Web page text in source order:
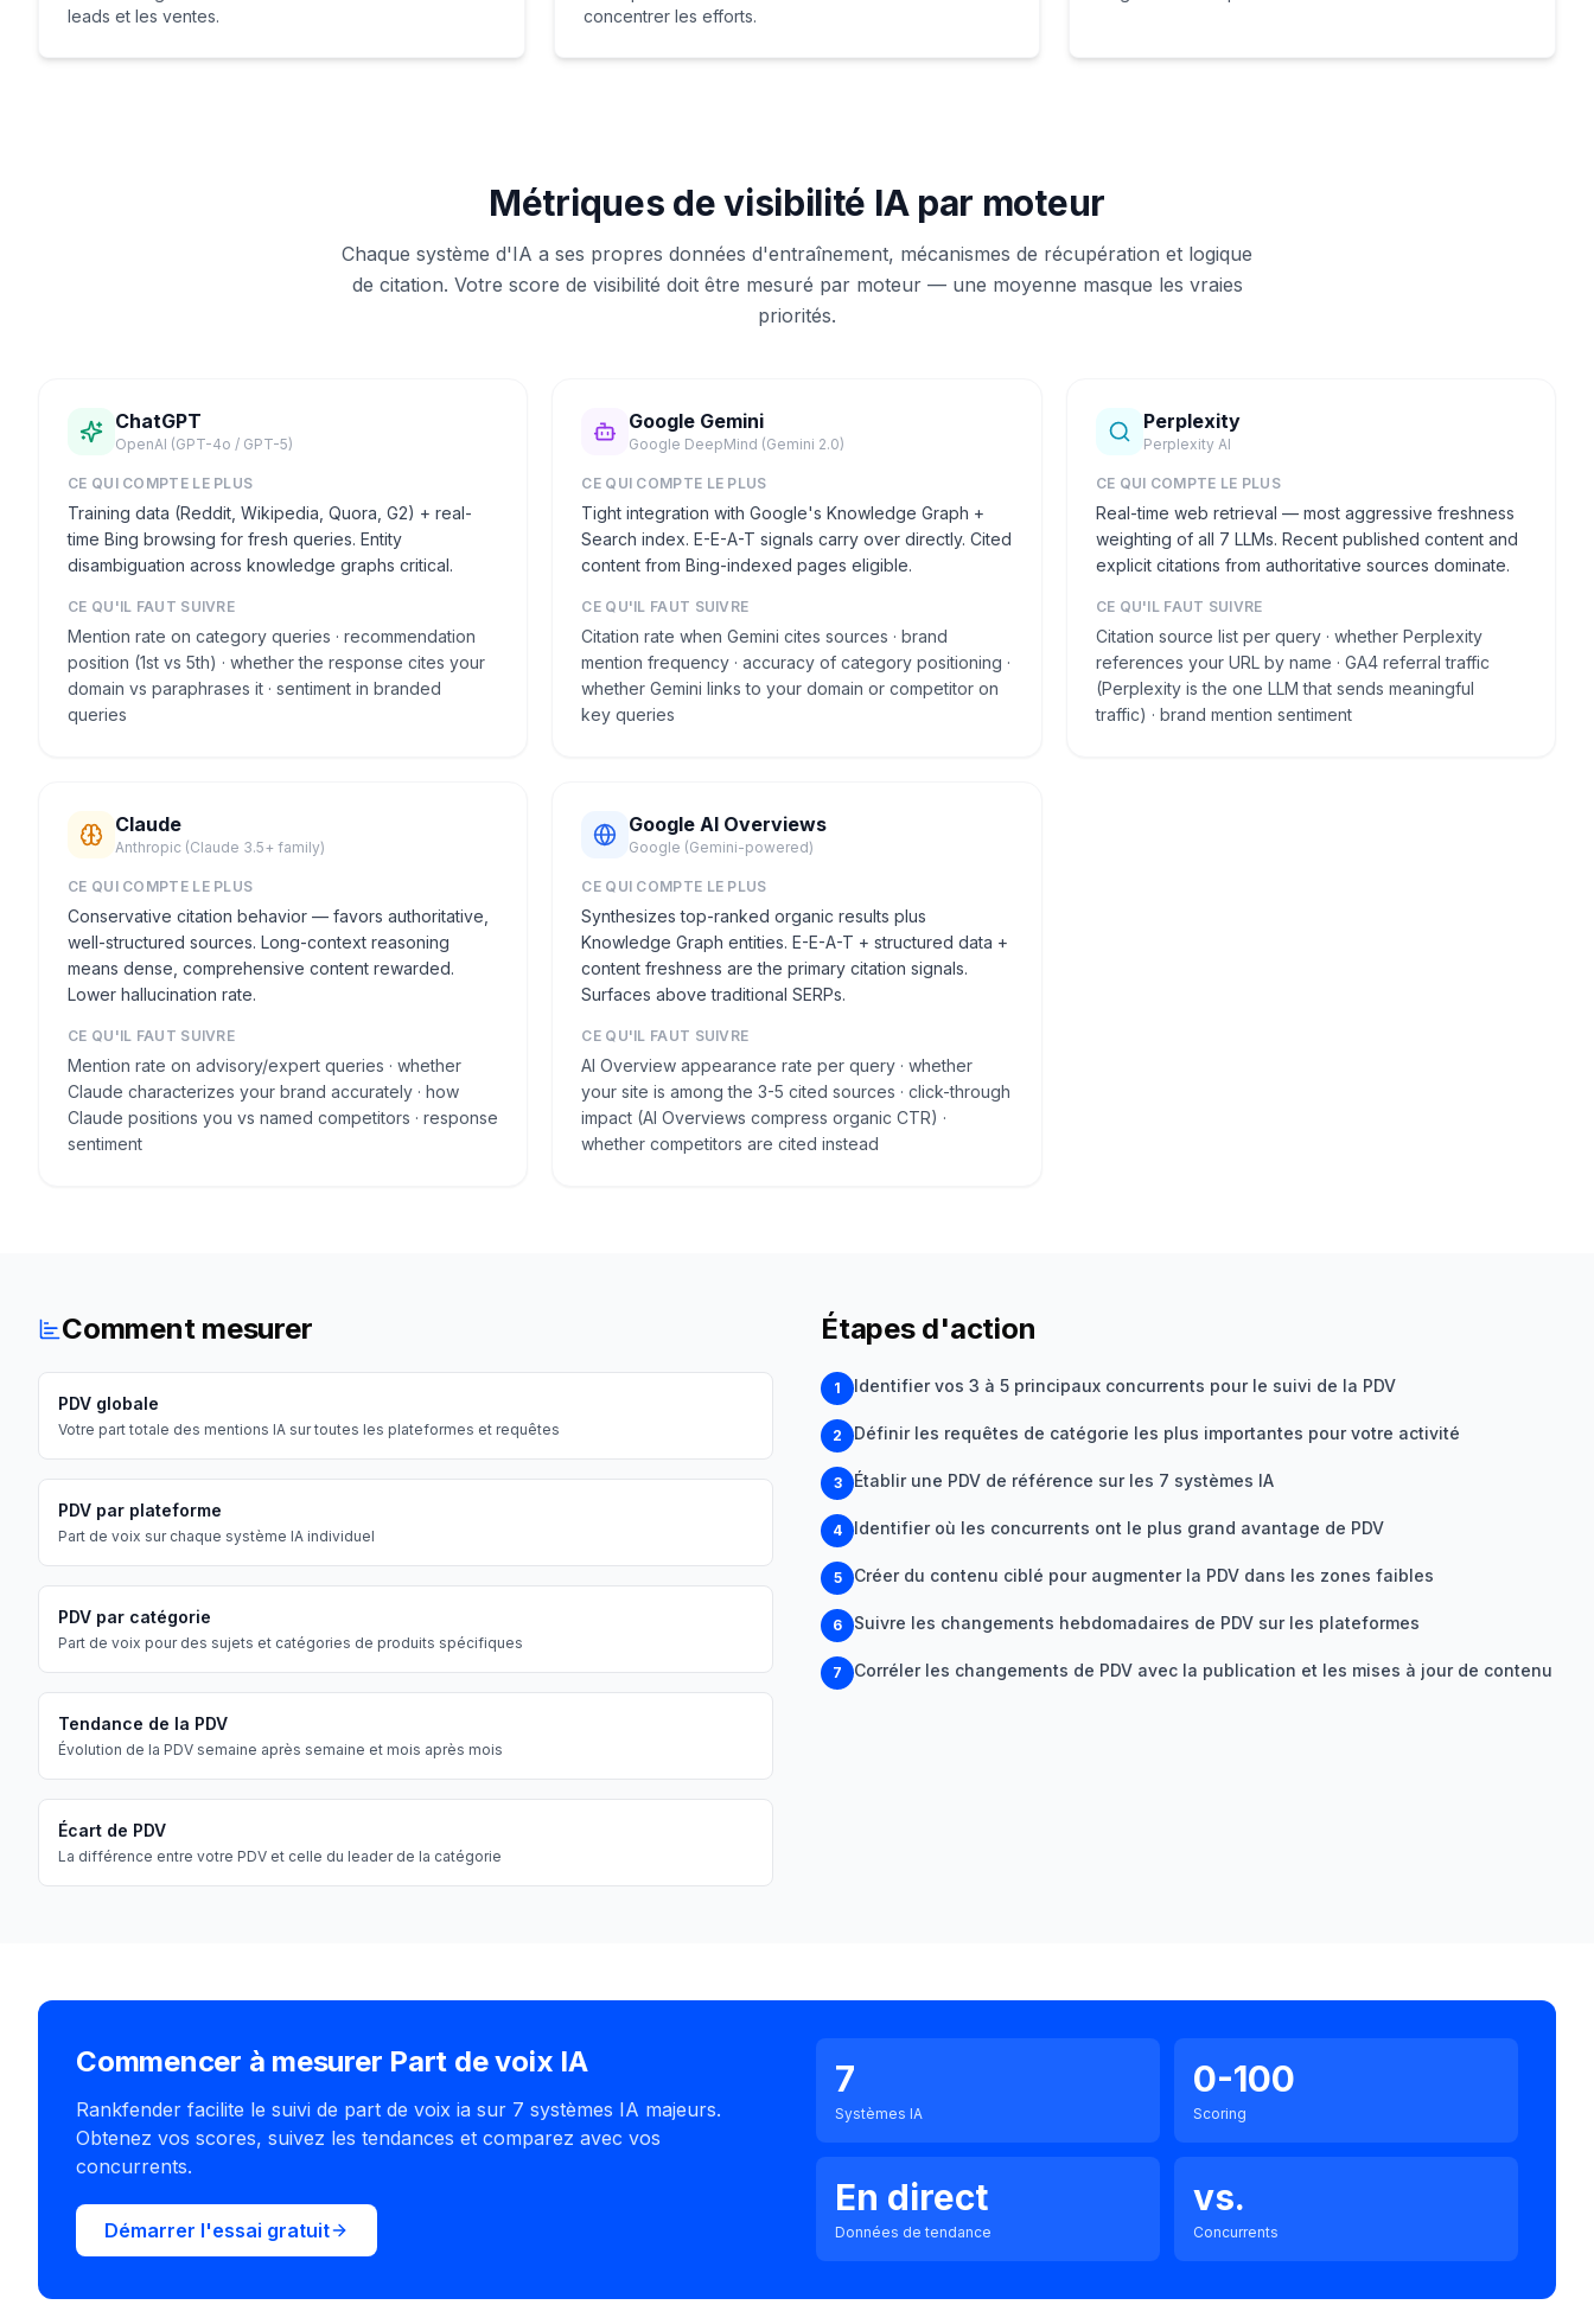
leads et les ventes.
concentrer les efforts.
Métriques de visibilité IA par moteur
Chaque système d'IA a ses propres données d'entraînement, mécanismes de récupération et logique
de citation. Votre score de visibilité doit être mesuré par moteur — une moyenne masque les vraies
priorités.
ChatGPT
OpenAI (GPT-4o / GPT-5)
CE QUI COMPTE LE PLUS
Training data (Reddit, Wikipedia, Quora, G2) + real-
time Bing browsing for fresh queries. Entity
disambiguation across knowledge graphs critical.
CE QU'IL FAUT SUIVRE
Mention rate on category queries · recommendation
position (1st vs 5th) · whether the response cites your
domain vs paraphrases it · sentiment in branded
queries
Google Gemini
Google DeepMind (Gemini 2.0)
CE QUI COMPTE LE PLUS
Tight integration with Google's Knowledge Graph +
Search index. E-E-A-T signals carry over directly. Cited
content from Bing-indexed pages eligible.
CE QU'IL FAUT SUIVRE
Citation rate when Gemini cites sources · brand
mention frequency · accuracy of category positioning ·
whether Gemini links to your domain or competitor on
key queries
Perplexity
Perplexity AI
CE QUI COMPTE LE PLUS
Real-time web retrieval — most aggressive freshness
weighting of all 7 LLMs. Recent published content and
explicit citations from authoritative sources dominate.
CE QU'IL FAUT SUIVRE
Citation source list per query · whether Perplexity
references your URL by name · GA4 referral traffic
(Perplexity is the one LLM that sends meaningful
traffic) · brand mention sentiment
Claude
Anthropic (Claude 3.5+ family)
CE QUI COMPTE LE PLUS
Conservative citation behavior — favors authoritative,
well-structured sources. Long-context reasoning
means dense, comprehensive content rewarded.
Lower hallucination rate.
CE QU'IL FAUT SUIVRE
Mention rate on advisory/expert queries · whether
Claude characterizes your brand accurately · how
Claude positions you vs named competitors · response
sentiment
Google AI Overviews
Google (Gemini-powered)
CE QUI COMPTE LE PLUS
Synthesizes top-ranked organic results plus
Knowledge Graph entities. E-E-A-T + structured data +
content freshness are the primary citation signals.
Surfaces above traditional SERPs.
CE QU'IL FAUT SUIVRE
AI Overview appearance rate per query · whether
your site is among the 3-5 cited sources · click-through
impact (AI Overviews compress organic CTR) ·
whether competitors are cited instead
Comment mesurer
PDV globale
Votre part totale des mentions IA sur toutes les plateformes et requêtes
PDV par plateforme
Part de voix sur chaque système IA individuel
PDV par catégorie
Part de voix pour des sujets et catégories de produits spécifiques
Tendance de la PDV
Évolution de la PDV semaine après semaine et mois après mois
Écart de PDV
La différence entre votre PDV et celle du leader de la catégorie
Étapes d'action
1 Identifier vos 3 à 5 principaux concurrents pour le suivi de la PDV
2 Définir les requêtes de catégorie les plus importantes pour votre activité
3 Établir une PDV de référence sur les 7 systèmes IA
4 Identifier où les concurrents ont le plus grand avantage de PDV
5 Créer du contenu ciblé pour augmenter la PDV dans les zones faibles
6 Suivre les changements hebdomadaires de PDV sur les plateformes
7 Corréler les changements de PDV avec la publication et les mises à jour de contenu
Commencer à mesurer Part de voix IA
Rankfender facilite le suivi de part de voix ia sur 7 systèmes IA majeurs.
Obtenez vos scores, suivez les tendances et comparez avec vos
concurrents.
Démarrer l'essai gratuit
7
Systèmes IA
0-100
Scoring
En direct
Données de tendance
vs.
Concurrents